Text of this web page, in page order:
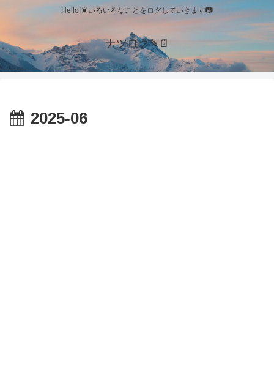
Hello!☀いろいろなことをログしていきます📷
ナツログ✎📄
2025-06